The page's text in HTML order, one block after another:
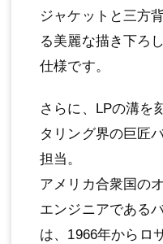
ジャケットと三方
る美麗な描き下ろ
仕様です。
さらに、LPの溝を
タリング界の巨匠
担当。
アメリカ合衆国の
エンジニアである
は、1966年からロ